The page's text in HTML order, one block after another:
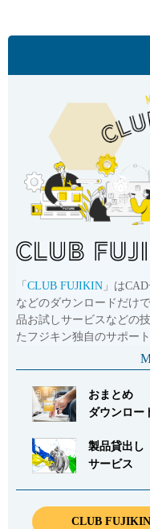
「 CLUB FUJIKIN 」は
などのダウンロードだけ
品お試しサービスなどの
たフジキン独自のサポート
おまとめ
ダウンロー
製品貸出し
サービス
CLUB